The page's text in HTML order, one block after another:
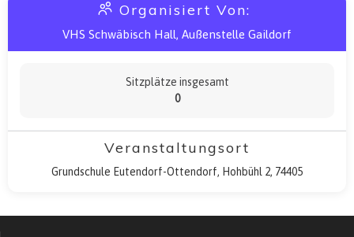
Organisiert Von:
VHS Schwäbisch Hall, Außenstelle Gaildorf
Sitzplätze insgesamt
0
Veranstaltungsort
Grundschule Eutendorf-Ottendorf, Hohbühl 2, 74405